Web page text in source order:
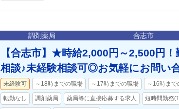
調剤薬局 合志市
【合志市】★時給2,000円～2,500円
相談♪未経験相談可◎お気軽にお問い
未経験可 ～18時までの職場 ～17時までの職場 ～16時まで
転勤なし 調剤薬局 薬局等に直接応募する求人 短時間勤務